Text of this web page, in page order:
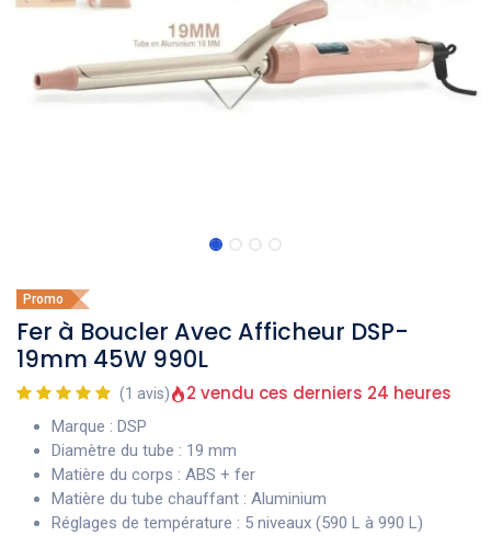
Promo
Fer à Boucler Avec Afficheur DSP-
19mm 45W 990L
(1 avis) 2 vendu ces derniers 24 heures
Marque : DSP
Diamètre du tube : 19 mm
Matière du corps : ABS + fer
Matière du tube chauffant : Aluminium
Réglages de température : 5 niveaux (590 L à 990 L)